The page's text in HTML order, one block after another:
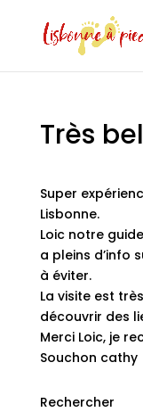
Très
Super
Lisbonne.
Loic notre
a pleins d’info
à éviter.
La visite est
découvrir des
Merci Loic, je
Souchon cathy
Rechercher